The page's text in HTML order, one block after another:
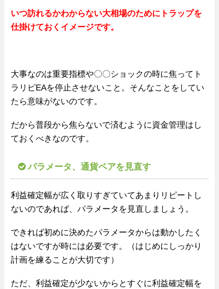
いつ訪れるかわからない大相場のためにトラップを
仕掛けておくイメージです。
大事なのは重要指標や〇〇ショックの時に焦ってト
ラリピEAを停止させないこと。そんなことをしてい
たら意味がないのです。
だから普段から焦らないで済むように資金管理はし
ておくべきなのです。
パラメータ、通貨ペアを見直す
利益確定幅が広く取りすぎていてあまりリピートし
ないのであれば、パラメータを見直しましょう。
できれば初めに決めたパラメータからは動かしたく
はないですが時には必要です。（はじめにしっかり
計画を練ることが大切です）
ただ、利益確定が少ないからとすぐに利益確定幅を